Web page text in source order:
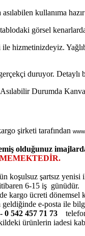
kullanıma
görsel
hizmetinizdeyiz.
duruyor.
Durumda
şirketi tarafından
olduğunuz
koşulsuz şartsız
6-15 iş günüdür.
kargo ücreti
e-posta ile
0 542 457 71 73
ürünlerin iadesi